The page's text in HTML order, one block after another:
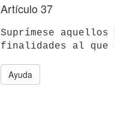
Artículo 37
Suprímese aquellos
Ayuda